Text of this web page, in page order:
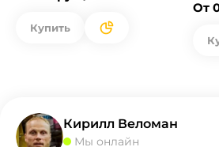
Купить
От
Кирилл Веломан
Мы онлайн